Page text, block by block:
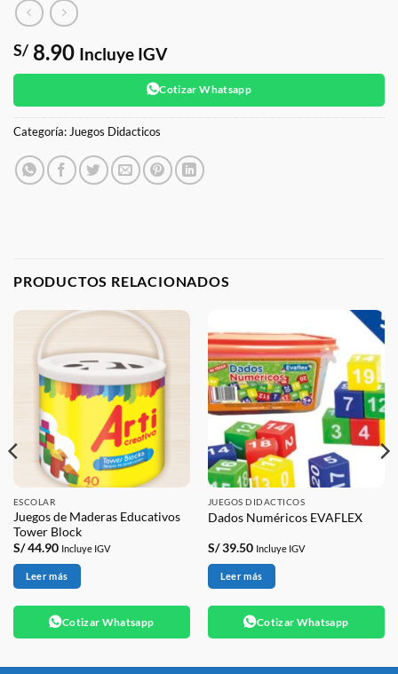
S/ 8.90 Incluye IGV
Cotizar Whatsapp
Categoría: Juegos Didacticos
PRODUCTOS RELACIONADOS
ESCOLAR
Juegos de Maderas Educativos
Tower Block
S/44.90 Incluye IGV
Leer más
Cotizar Whatsapp
JUEGOS DIDACTICOS
Dados Numéricos EVAFLEX
S/39.50 Incluye IGV
Leer más
Cotizar Whatsapp